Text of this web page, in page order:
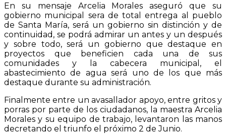
En su mensaje Arcelia Morales aseguró que su
gobierno municipal sera de total entrega al pueblo
de Santa María, será un gobierno sin distinción y de
continuidad, se podrá admirar un antes y un después
y sobre todo, será un gobierno que destaque en
proyectos que beneficien cada una de sus
comunidades y la cabecera municipal, el
abastecimiento de agua será uno de los que más
destaque durante su administración.
Finalmente entre un avasallador apoyo, entre gritos y
porras por parte de los ciudadanos, la maestra Arcelia
Morales y su equipo de trabajo, levantaron las manos
decretando el triunfo el próximo 2 de Junio.